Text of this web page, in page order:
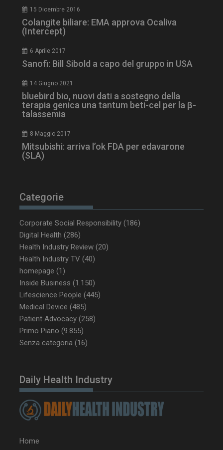
15 Dicembre 2016
Colangite biliare: EMA approva Ocaliva
(Intercept)
6 Aprile 2017
Sanofi: Bill Sibold a capo del gruppo in USA
14 Giugno 2021
bluebird bio, nuovi dati a sostegno della
terapia genica una tantum beti-cel per la β-
talassemia
8 Maggio 2017
Mitsubishi: arriva l’ok FDA per edavarone
(SLA)
Categorie
Corporate Social Responsibility (186)
Digital Health (286)
Health Industry Review (20)
Health Industry TV (40)
homepage (1)
Inside Business (1.150)
Lifescience People (445)
Medical Device (485)
Patient Advocacy (258)
Primo Piano (9.855)
Senza categoria (16)
Daily Health Industry
Home
tracking-sites-
ironfish-session-id
www.dailyhealthindustry.it
settimane
ARRAffinity
_ga_Z2VT792F98
tracking-sites-
ironfish-tracking-
enable
CookieScriptConsent
CookieScript
www.dailyhealthindustry.it